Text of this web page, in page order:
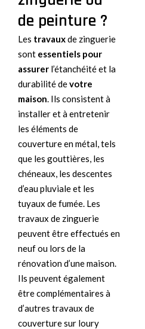
de peinture ?
Les travauxde zinguerie
sont essentiels pour
assurer l’étanchéité et la
durabilité devotre
maison. Ils consistent à
installer et à entretenir
les éléments de
couverture en métal, tels
que les gouttières, les
chéneaux, les descentes
d’eau pluviale et les
tuyaux de fumée. Les
travaux de zinguerie
peuvent être effectués en
neuf ou lors de la
rénovation d’une maison.
Ils peuvent également
être complémentaires à
d’autres travaux de
couverture sur loury